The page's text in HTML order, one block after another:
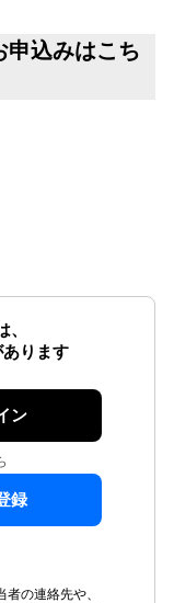
申込みはこち
、
ります
ン
録
の連絡先や、